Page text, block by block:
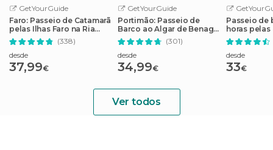
GetYourGuide
Faro: Passeio de Catamarã
pelas Ilhas Faro na Ria
Formosa
(338)
desde
37,99€
GetYourGuide
Portimão: Passeio de
Barco ao Algar de Benagil
e Praia da Marinha
(301)
desde
34,99€
Passeio de
horas pelas
pela costa
desde
33€
Ver todos